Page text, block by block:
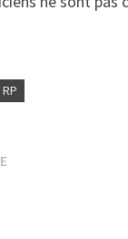
Publication